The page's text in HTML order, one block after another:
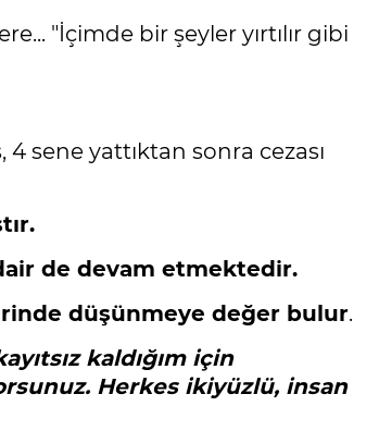
"İçimde bir şeyler yırtılır gibi
sene yattıktan sonra cezası
de devam etmektedir.
düşünmeye değer bulur.
kaldığım için
Herkes ikiyüzlü, insan